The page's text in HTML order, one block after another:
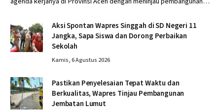
Aksi Spontan Wapres Singgah di SD Negeri 11
Jangka, Sapa Siswa dan Dorong Perbaikan
Sekolah
Kamis, 6 Agustus 2026
Pastikan Penyelesaian Tepat Waktu dan
Berkualitas, Wapres Tinjau Pembangunan
Jembatan Lumut